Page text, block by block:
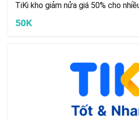
TiKi kho giảm nửa giá 50% cho
50K